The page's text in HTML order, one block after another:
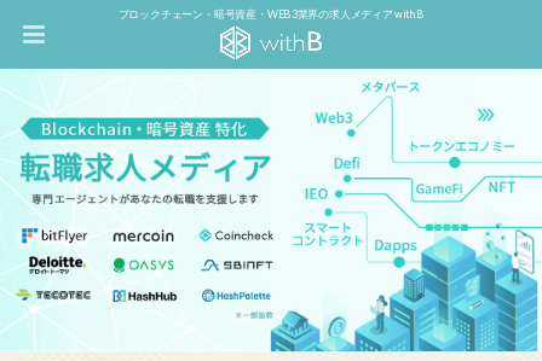
ブロックチェーン・暗号資産・WEB3業界の求人メディア withB